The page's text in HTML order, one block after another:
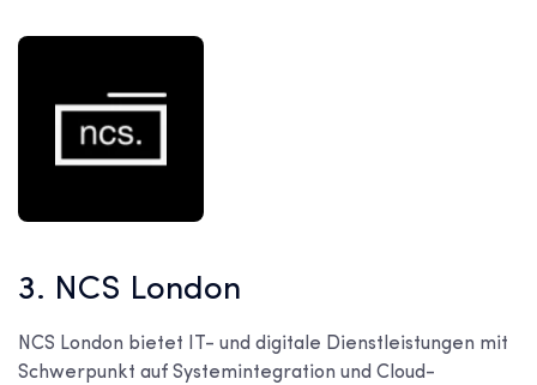
3. NCS London
NCS London bietet IT- und digitale Dienstleistungen mit
Schwerpunkt auf Systemintegration und Cloud-